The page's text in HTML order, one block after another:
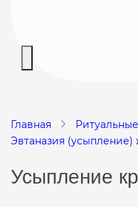
Главная
Эвтаназия
Усыпление